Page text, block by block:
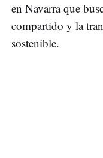
en Navarra que
compartido y la
sostenible.